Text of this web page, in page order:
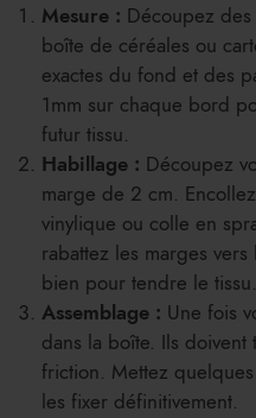
Mesure : Découpez
boîte de céréales ou
exactes du fond et des
1mm sur chaque bord
futur tissu.
Habillage : Découpez
marge de 2 cm.
vinylique ou colle en
rabattez les marges
bien pour tendre le tissu.
Assemblage : Une fois
dans la boîte. Ils
friction. Mettez
les fixer définitivement.